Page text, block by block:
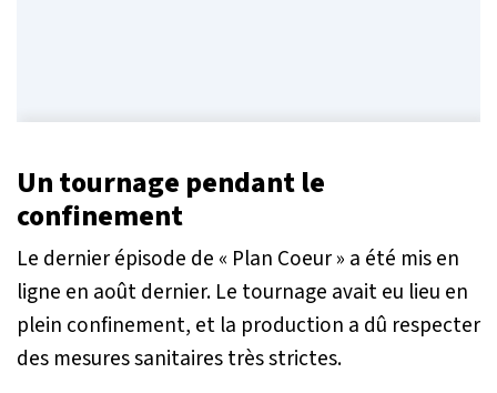
Un tournage pendant le
confinement
Le dernier épisode de « Plan Coeur » a été mis en
ligne en août dernier. Le tournage avait eu lieu en
plein confinement, et la production a dû respecter
des mesures sanitaires très strictes.